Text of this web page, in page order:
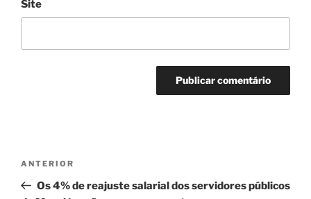
Site
Post
Post
anterior
ANTERIOR
Os 4% de reajuste salarial dos servidores públicos